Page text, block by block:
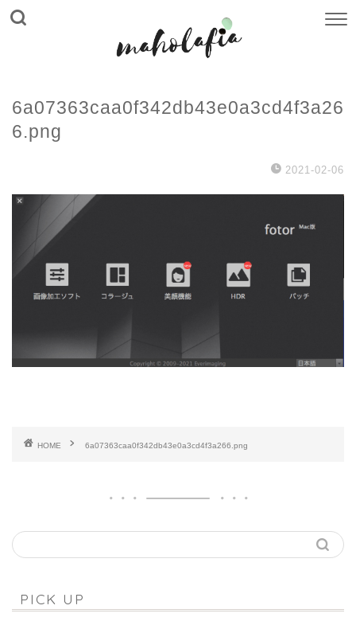
6a07363caa0f342db43e0a3cd4f3a26
6.png
2021-02-06
HOME 6a07363caa0f342db43e0a3cd4f3a266.png
PICK UP